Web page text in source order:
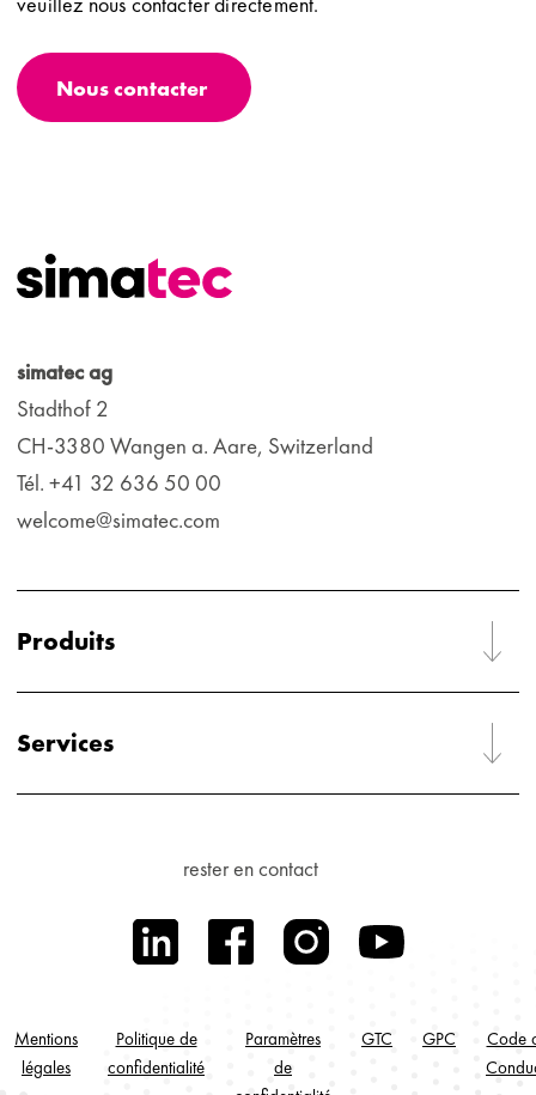
Nous contacter
simatec ag
Stadthof 2
CH-3380 Wangen a. Aare, Switzerland
Tél. +41 32 636 50 00
welcome@simatec.com
Produits
Services
Mentions
légales
Politique de
confidentialité
Paramètres
de
GTC GPC
Code
rester en contact